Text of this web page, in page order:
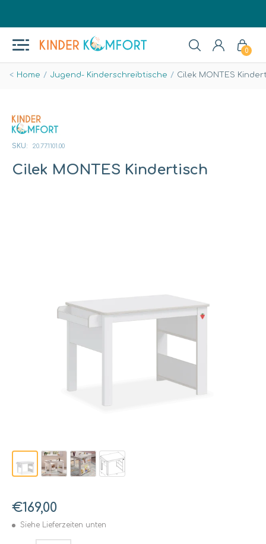
0
Home Jugend- Kinderschreibtische Cilek MONTES
Cilek MONTES Kindertisch
SKU: 20.77.1101.00
€169,00
Siehe Lieferzeiten unten